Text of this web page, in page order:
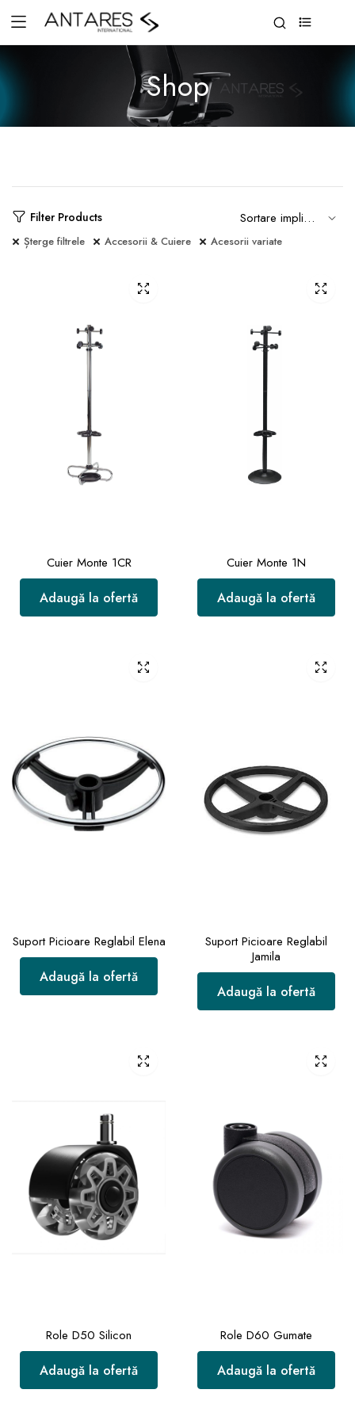
Shop
Filter Products
Șterge filtrele Accesorii & Cuiere Acesorii variate
Cuier Monte 1CR
Adaugă la ofertă
Cuier Monte 1N
Adaugă la ofertă
Suport Picioare Reglabil Elena
Adaugă la ofertă
Suport Picioare Reglabil
Jamila
Adaugă la ofertă
Role D50 Silicon
Adaugă la ofertă
Role D60 Gumate
Adaugă la ofertă